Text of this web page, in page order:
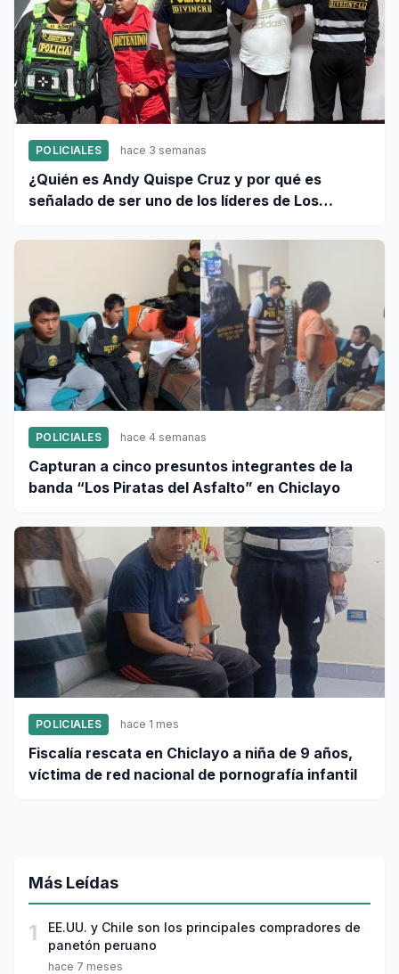
POLICIALES hace 3 semanas
¿Quién es Andy Quispe Cruz y por qué es
señalado de ser uno de los líderes de Los
POLICIALES hace 4 semanas
Capturan a cinco presuntos integrantes de la
banda “Los Piratas del Asfalto” en Chiclayo
POLICIALES hace 1 mes
Fiscalía rescata en Chiclayo a niña de 9 años,
víctima de red nacional de pornografía infantil
Más Leídas
1
EE.UU. y Chile son los principales compradores de
panetón peruano
hace 7 meses